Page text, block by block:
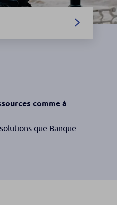
comme à
que Banque